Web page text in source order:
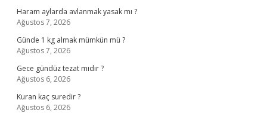
Haram aylarda avlanmak yasak mı ?
Ağustos 7, 2026
Günde 1 kg almak mümkün mü ?
Ağustos 7, 2026
Gece gündüz tezat mıdır ?
Ağustos 6, 2026
Kuran kaç suredir ?
Ağustos 6, 2026